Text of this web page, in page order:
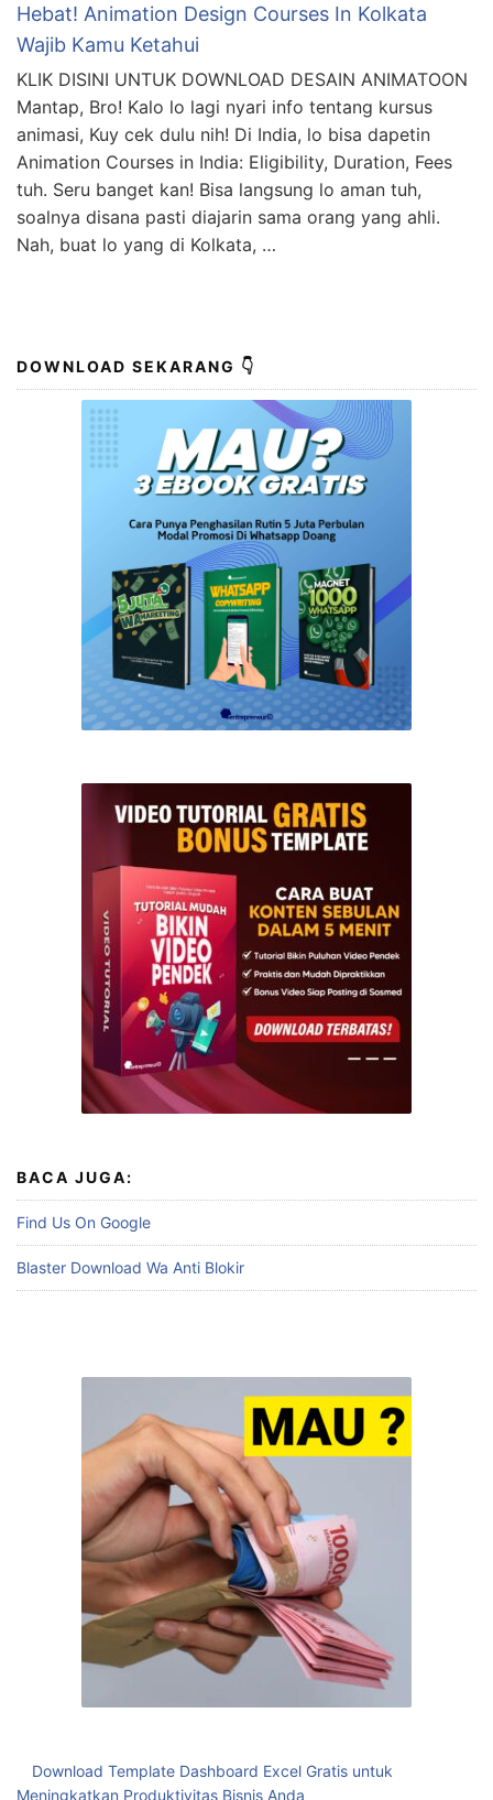
Hebat! Animation Design Courses In Kolkata
Wajib Kamu Ketahui
KLIK DISINI UNTUK DOWNLOAD DESAIN ANIMATOON
Mantap, Bro! Kalo lo lagi nyari info tentang kursus
animasi, Kuy cek dulu nih! Di India, lo bisa dapetin
Animation Courses in India: Eligibility, Duration, Fees
tuh. Seru banget kan! Bisa langsung lo aman tuh,
soalnya disana pasti diajarin sama orang yang ahli.
Nah, buat lo yang di Kolkata, …
DOWNLOAD SEKARANG 👇
BACA JUGA:
Find Us On Google
Blaster Download Wa Anti Blokir
Download Template Dashboard Excel Gratis untuk
Meningkatkan Produktivitas Bisnis Anda